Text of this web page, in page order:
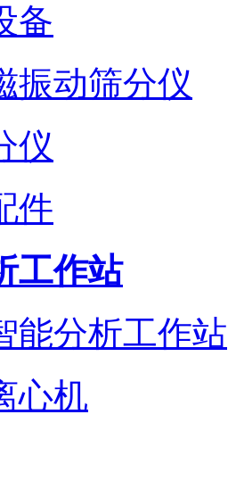
备
振动筛分仪
仪
件
工作站
能分析工作站
心机